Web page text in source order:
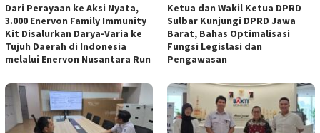
Dari Perayaan ke Aksi Nyata,
3.000 Enervon Family Immunity
Kit Disalurkan Darya-Varia ke
Tujuh Daerah di Indonesia
melalui Enervon Nusantara Run
Ketua dan Wakil Ketua DPRD
Sulbar Kunjungi DPRD Jawa
Barat, Bahas Optimalisasi
Fungsi Legislasi dan
Pengawasan